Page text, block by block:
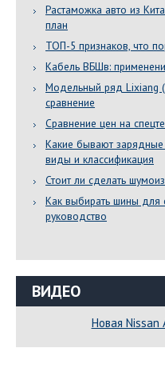
Растаможка авто из
план
ТОП-5 признаков, что
Кабель ВБШв:
Модельный ряд Lixiang
сравнение
Сравнение цен на
Какие бывают
виды и классификация
Стоит ли сделать
Как выбирать шины для
руководство
ВИДЕО
Новая Nissan